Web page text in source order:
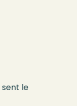
le